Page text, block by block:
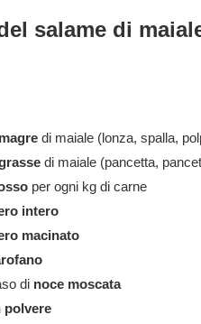
salame di
di maiale (lonza, spalla,
di maiale (pancetta,
per ogni kg di carne
intero
macinato
di noce moscata
polvere